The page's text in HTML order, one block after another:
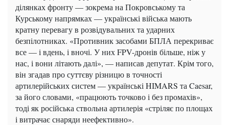
ділянках фронту — зокрема на Покровському та
Курському напрямках — українські війська мають
кратну перевагу в розвідувальних та ударних
безпілотниках. «Противник засобами БПЛА перекриває
все — і вдень, і вночі. У них FPV-дронів більше, ніж у
нас, і вони літають далі», — написав депутат. Крім того,
він згадав про суттєву різницю в точності
артилерійських систем — українські HIMARS та Caesar,
за його словами, «працюють точково і без промахів»,
тоді як російська ствольна артилерія «стріляє по площах
і витрачає снаряди неефективно».